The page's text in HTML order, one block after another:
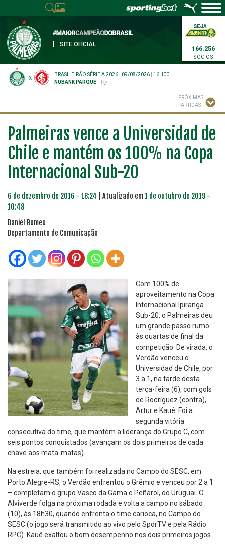
SITE OFICIAL
166.256
SÓCIOS
X
BRASILEIRÃO SÉRIE A 2026 09/08/2026
16H00
NUBANK PARQUE
PRÓXIMAS
PARTIDAS
Palmeiras vence a Universidad de
Chile e mantém os 100% na Copa
Internacional Sub-20
6 de dezembro de 2016 - 18:24 | Atualizado em1 de outubro de 2019 -
10:48
Daniel Romeu
Departamento de Comunicação
Com 100% de
aproveitamento na Copa
Internacional Ipiranga
Sub-20, o Palmeiras deu
um grande passo rumo
às quartas de final da
competição. De virada, o
Verdão venceu o
Universidad de Chile, por
3 a 1, na tarde desta
terça-feira (6), com gols
de Rodríguez (contra),
Artur e Kauê. Foi a
segunda vitória
consecutiva do time, que mantém a liderança do Grupo C, com
seis pontos conquistados (avançam os dois primeiros de cada
chave aos mata-matas).
Na estreia, que também foi realizada no Campo do SESC, em
Porto Alegre-RS, o Verdão enfrentou o Grêmio e venceu por 2 a 1
– completam o grupo Vasco da Gama e Peñarol, do Uruguai. O
Alviverde folga na próxima rodada e volta a campo no sábado
(10), às 18h30, quando enfrenta o time carioca, no Campo do
SESC (o jogo será transmitido ao vivo pelo SporTV e pela Rádio
RPC). Kauê exaltou o bom desempenho nos dois primeiros jogos.